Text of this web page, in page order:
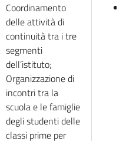
Coordinamento
delle attività di
continuità tra i tre
segmenti
dell’istituto;
Organizzazione di
incontri tra la
scuola e le famiglie
degli studenti delle
classi prime per